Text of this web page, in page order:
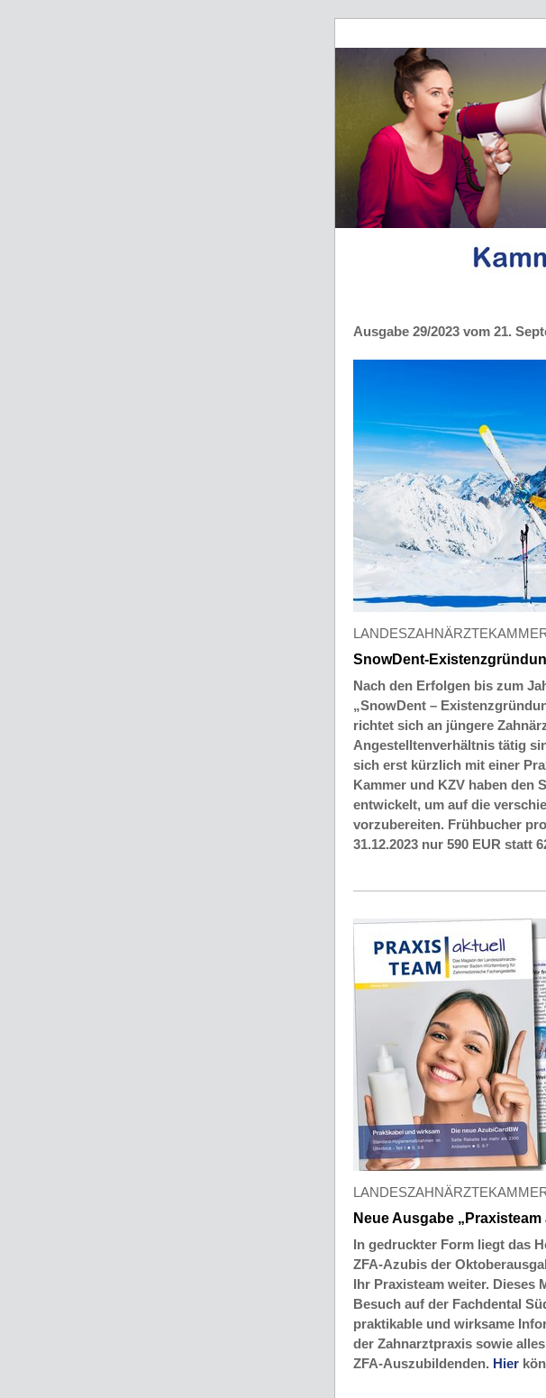
Ausgabe 29/2023 vom 21.
SnowDent-
Nach den Erfolgen bis zum
„SnowDent –
richtet sich an jüngere
Angestelltenverhältnis tätig
sich erst kürzlich mit einer
Kammer und KZV haben den
entwickelt, um auf die
vorzubereiten. Frühbucher
31.12.2023 nur 590 EUR statt
Neue Ausgabe
In gedruckter Form liegt das
ZFA-Azubis der
Ihr Praxisteam weiter. Dieses
Besuch auf der Fachdental
praktikable und wirksame
der Zahnarztpraxis sowie
ZFA-Auszubildenden. Hier